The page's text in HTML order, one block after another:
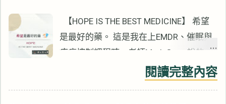
【HOPE IS THE BEST MEDICINE】 希望
是最好的藥。 這是我在上EMDR、催眠與
疼痛控制課程時，老師Mark Grant說的
話。 看起來像是雞湯語錄，卻是心理治療
重要的治療元素。 這十幾年來的諮商生
閱讀完整內容